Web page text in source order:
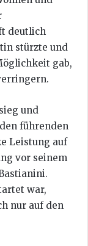
deutlich
stürzte und
gab,
und
führenden
Leistung auf
vor seinem
war,
nur auf den